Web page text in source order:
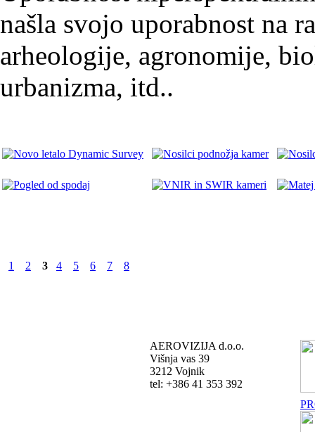
našla svojo uporabnost na
arheologije, agronomije,
urbanizma, itd..
1 2 3 4 5 6 7 8
AEROVIZIJA d.o.o.
Višnja vas 39
3212 Vojnik
tel: +386 41 353 392